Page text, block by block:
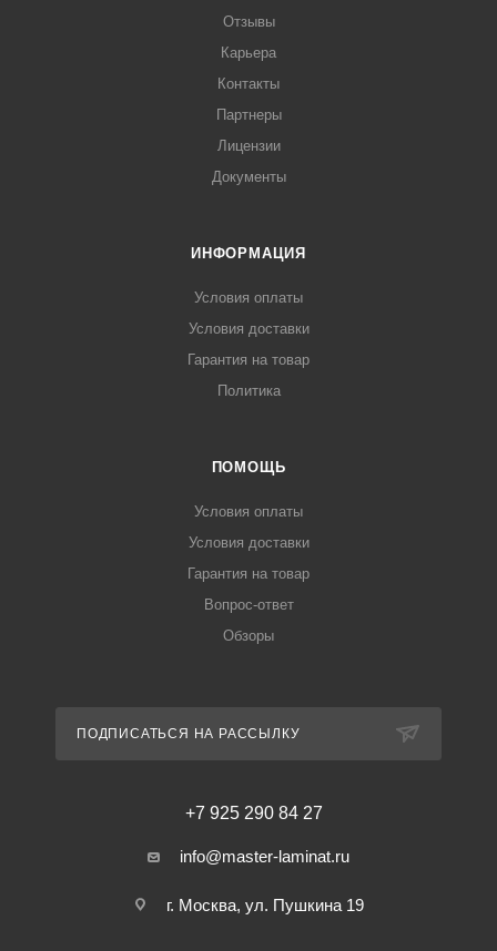
Отзывы
Карьера
Контакты
Партнеры
Лицензии
Документы
ИНФОРМАЦИЯ
Условия оплаты
Условия доставки
Гарантия на товар
Политика
ПОМОЩЬ
Условия оплаты
Условия доставки
Гарантия на товар
Вопрос-ответ
Обзоры
ПОДПИСАТЬСЯ НА РАССЫЛКУ
+7 925 290 84 27
info@master-laminat.ru
г. Москва, ул. Пушкина 19